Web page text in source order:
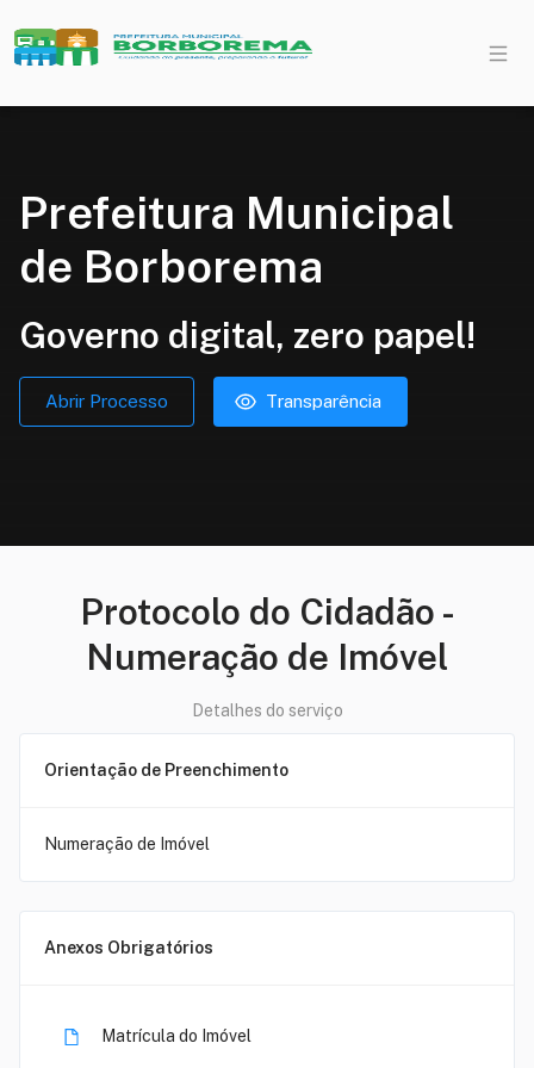
Prefeitura Municipal
de Borborema
Governo digital, zero papel!
Abrir Processo Transparência
Protocolo do Cidadão -
Numeração de Imóvel
Detalhes do serviço
Orientação de Preenchimento
Numeração de Imóvel
Anexos Obrigatórios
Matrícula do Imóvel